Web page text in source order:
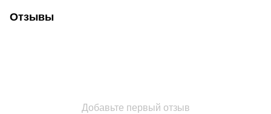
Отзывы
Добавьте первый отзыв